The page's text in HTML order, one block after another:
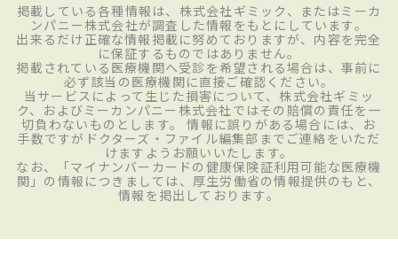
掲載している各種情報は、株式会社ギミック、またはミーカ
ンパニー株式会社が調査した情報をもとにしています。
出来るだけ正確な情報掲載に努めておりますが、内容を完全
に保証するものではありません。
掲載されている医療機関へ受診を希望される場合は、事前に
必ず該当の医療機関に直接ご確認ください。
当サービスによって生じた損害について、株式会社ギミッ
ク、およびミーカンパニー株式会社ではその賠償の責任を一
切負わないものとします。 情報に誤りがある場合には、お
手数ですがドクターズ・ファイル編集部までご連絡をいただ
けますようお願いいたします。
なお、「マイナンバーカードの健康保険証利用可能な医療機
関」の情報につきましては、厚生労働省の情報提供のもと、
情報を掲出しております。